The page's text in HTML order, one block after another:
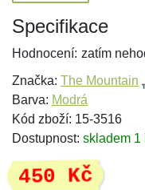
Specifikace
Hodnocení: zatím
Značka: The Mountain
Barva: Modrá
Kód zboží: 15-3516
Dostupnost: skladem 1
450 Kč